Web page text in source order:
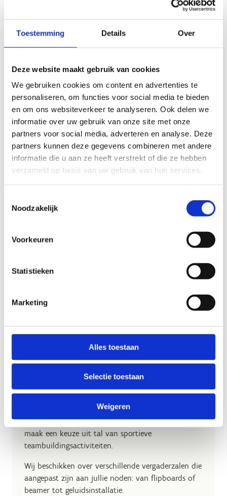
Toestemming Details Over
Deze website maakt gebruik van cookies
We gebruiken cookies om content en advertenties te
personaliseren, om functies voor social media te bieden
en om ons websiteverkeer te analyseren. Ook delen we
informatie over uw gebruik van onze site met onze
partners voor social media, adverteren en analyse. Deze
partners kunnen deze gegevens combineren met andere
informatie die u aan ze heeft verstrekt of die ze hebben
verzameld op basis van uw gebruik van hun services.
Noodzakelijk
Voorkeuren
Statistieken
Marketing
Alles toestaan
Selectie toestaan
Weigeren
Organiseer een sportstage
ultieme bestemming voor jouw sportstage. Wij
mogelijkheden en werken een op maat gemaakt
Op teambuilding met je bedrijf
Bij Sport Vlaanderen Woumen kan je vergaderen
heel gemakkelijk combineren met een sportieve
Kies voor een eendaags of meerdaags verblijf en
maak een keuze uit tal van sportieve
teambuildingsactiviteiten.
Wij beschikken over verschillende vergaderzalen die
aangepast zijn aan jullie noden: van flipboards of
beamer tot geluidsinstallatie.